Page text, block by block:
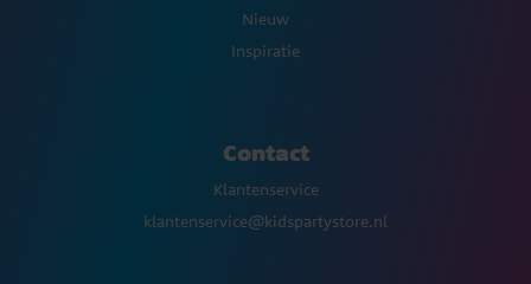
Nieuw
Inspiratie
Contact
Klantenservice
klantenservice@kidspartystore.nl